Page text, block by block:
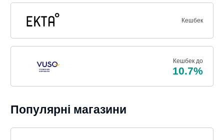
Кешбек
Кешбек до
10.7%
Популярні магазини